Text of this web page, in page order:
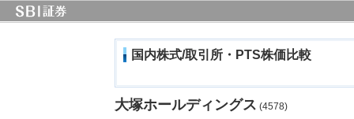
国内株式/取引所・PTS株価比較
大塚ホールディングス (4578)